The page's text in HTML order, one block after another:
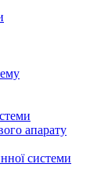
апарату
системи